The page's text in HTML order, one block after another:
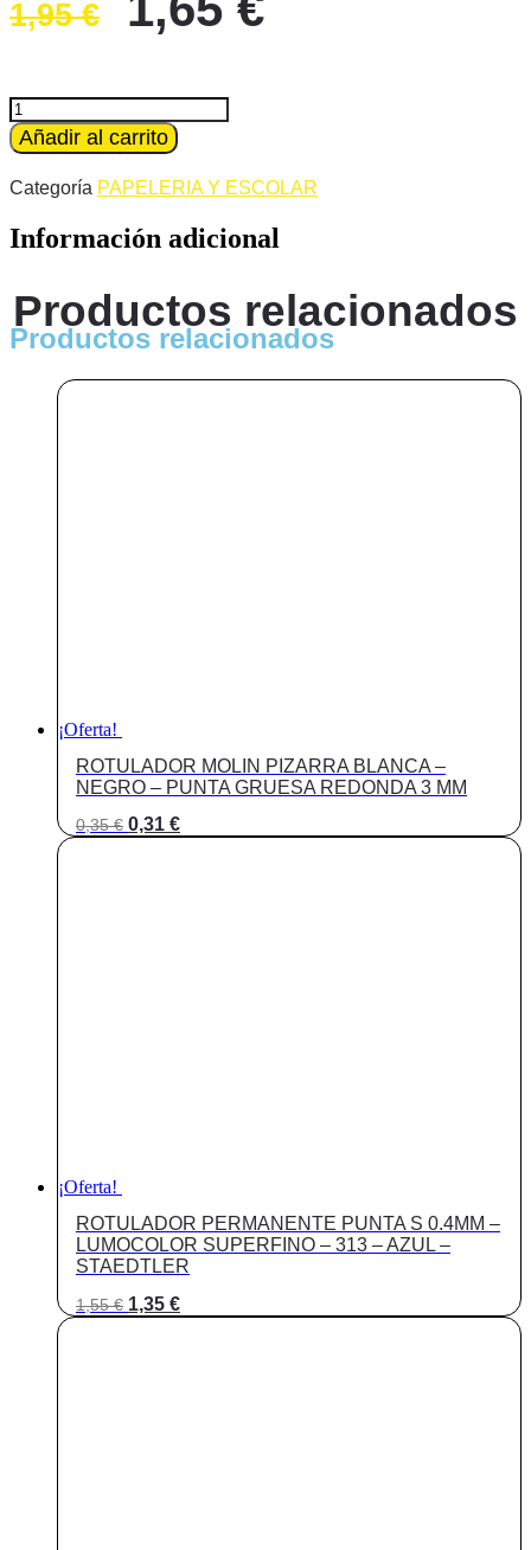
1,95€
precio
era:
1,95 €.
PINTURA
PAJARITA
35ML
cantidad
Añadir al carrito
Categoría PAPELERIA Y ESCOLAR
Información adicional
Productos relacionados
Productos relacionados
¡Oferta!
ROTULADOR MOLIN PIZARRA BLANCA –
NEGRO – PUNTA GRUESA REDONDA 3 MM
0,35€ El
precio
0,31 €El
precio
¡Oferta!
ROTULADOR PERMANENTE PUNTA S 0.4MM –
LUMOCOLOR SUPERFINO – 313 – AZUL –
STAEDTLER
1,55€ El
precio
1,35 €El
precio